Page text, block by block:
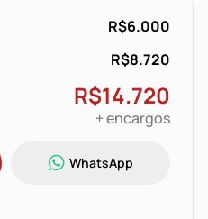
R$6.000
R$8.720
R$14.720
+ encargos
WhatsApp